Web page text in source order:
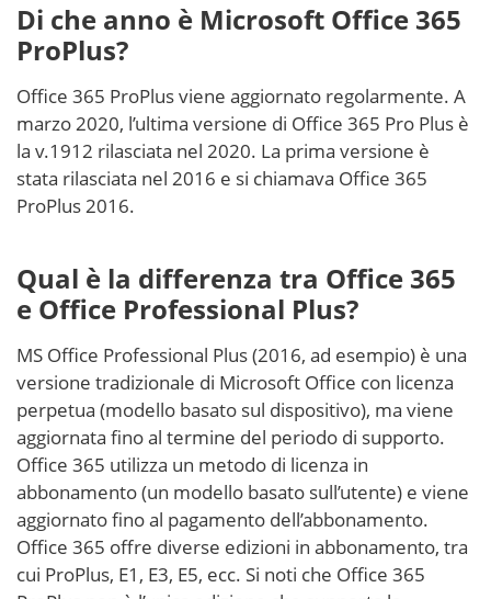
Di che anno è Microsoft Office 365
ProPlus?
Office 365 ProPlus viene aggiornato regolarmente. A
marzo 2020, l’ultima versione di Office 365 Pro Plus è
la v.1912 rilasciata nel 2020. La prima versione è
stata rilasciata nel 2016 e si chiamava Office 365
ProPlus 2016.
Qual è la differenza tra Office 365
e Office Professional Plus?
MS Office Professional Plus (2016, ad esempio) è una
versione tradizionale di Microsoft Office con licenza
perpetua (modello basato sul dispositivo), ma viene
aggiornata fino al termine del periodo di supporto.
Office 365 utilizza un metodo di licenza in
abbonamento (un modello basato sull’utente) e viene
aggiornato fino al pagamento dell’abbonamento.
Office 365 offre diverse edizioni in abbonamento, tra
cui ProPlus, E1, E3, E5, ecc. Si noti che Office 365